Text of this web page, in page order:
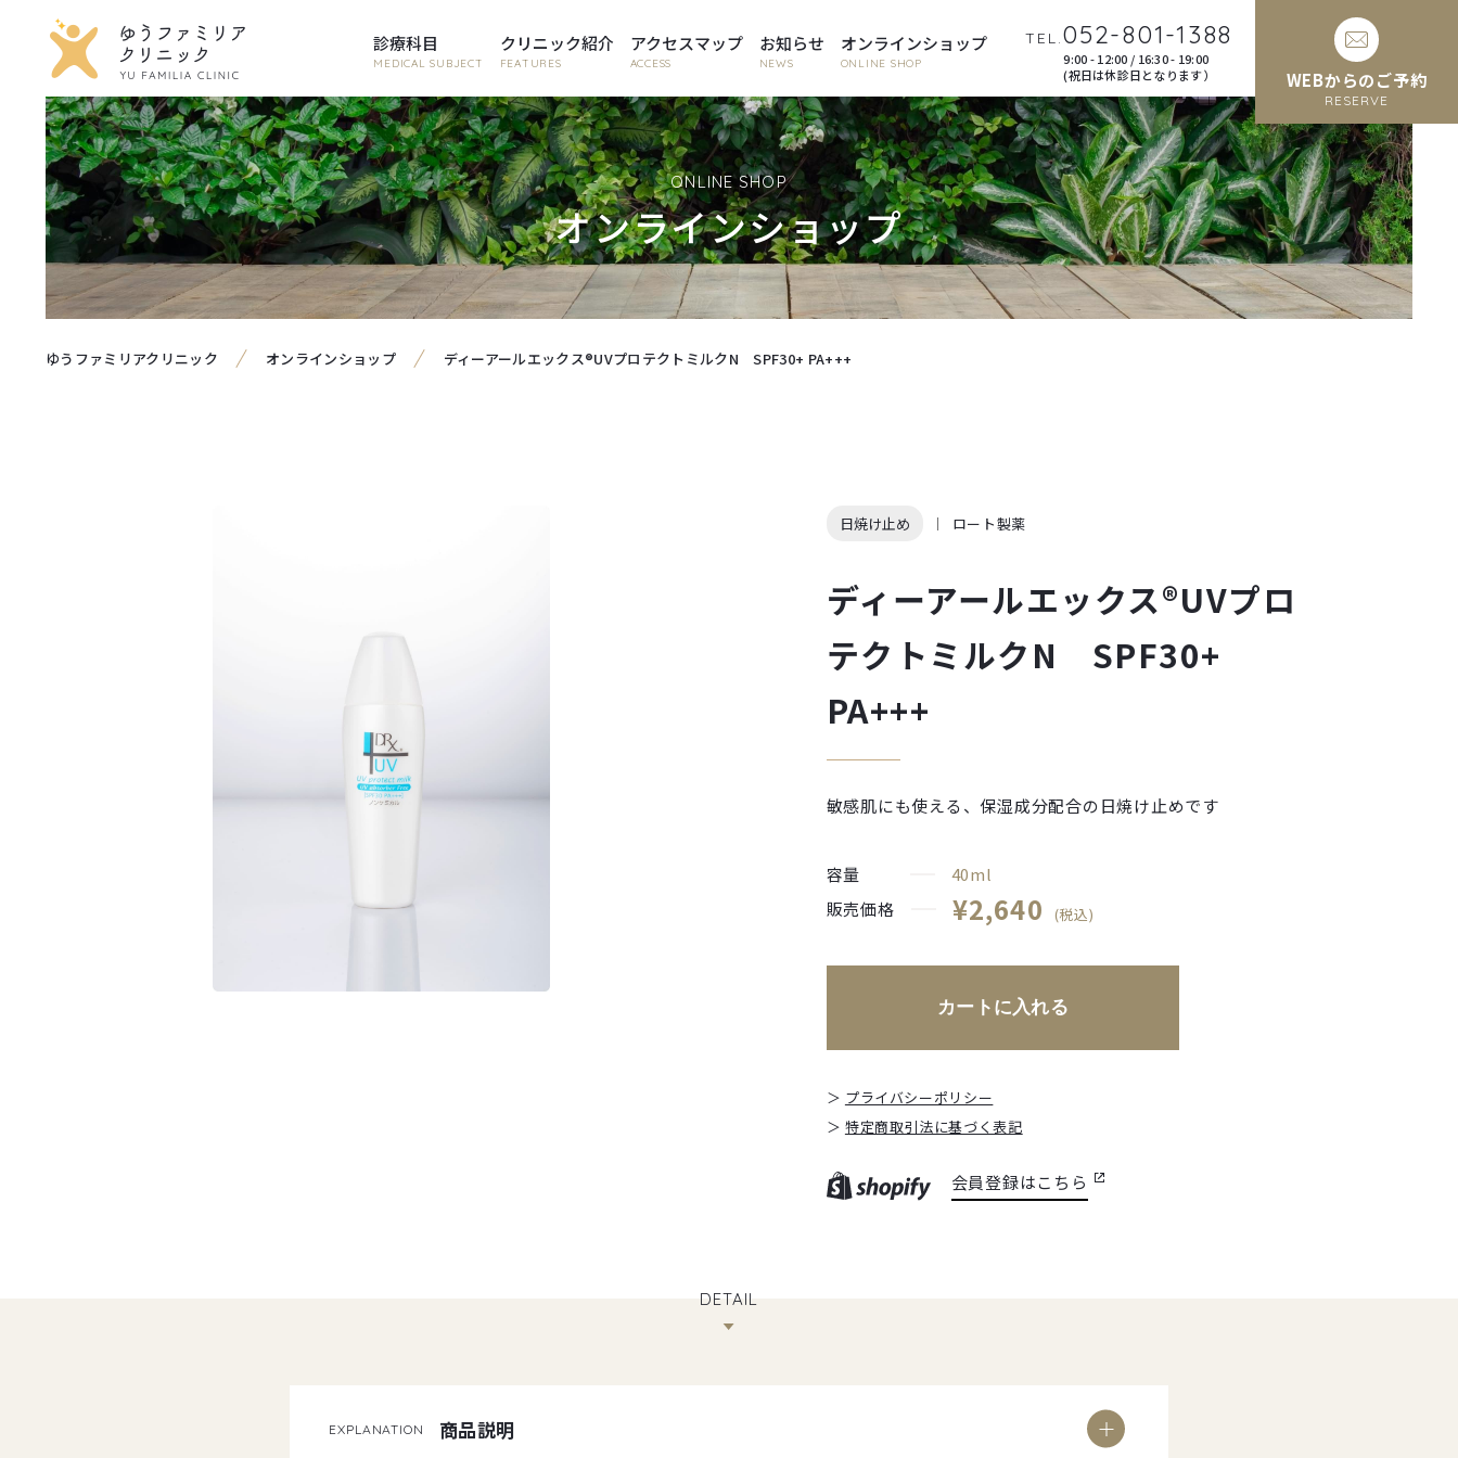
診療科目
MEDICAL SUBJECT
クリニック紹介
FEATURES
アクセスマップ
ACCESS
お知らせ
NEWS
オンラインショップ
ONLINE SHOP
TEL.052-801-1388
9:00 - 12:00 / 16:30 - 19:00
(祝日は休診日となります）
WEBからのご予約
RESERVE
ONLINE SHOP
オンラインショップ
ゆうファミリアクリニック オンラインショップ ディーアールエックス®UVプロテクトミルクN SPF30+ PA+++
日焼け止め ロート製薬
ディーアールエックス®UVプロ
テクトミルクN SPF30+
PA+++
敏感肌にも使える、保湿成分配合の日焼け止めです
容量
40ml
販売価格
¥2,640 (税込)
プライバシーポリシー
特定商取引法に基づく表記
会員登録はこちら
DETAIL
EXPLANATION 商品説明